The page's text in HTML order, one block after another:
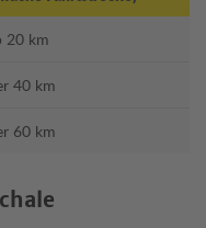
20 km
40 km
60 km